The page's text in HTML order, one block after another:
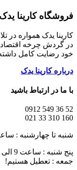
فروشگاه کارینا یدک
کارینا یدک همواره در
در گردش چرخه اقتصاد
خود رضایت کامل
درباره کارینا یدک
با ما در ارتباط باشید
52 36 549 0912
160 310 33 021
شنبه تا چهارشنبه : ساعت 9
پنج شنبه : ساعت 9 الی 14
جمعه : تعطیل هستیم!